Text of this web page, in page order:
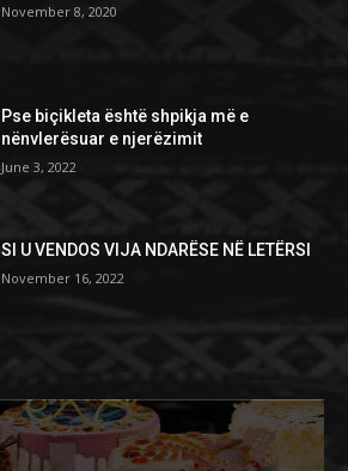
November 8, 2020
Pse biçikleta është shpikja më e
nënvlerësuar e njerëzimit
June 3, 2022
SI U VENDOS VIJA NDARËSE NË LETËRSI
November 16, 2022